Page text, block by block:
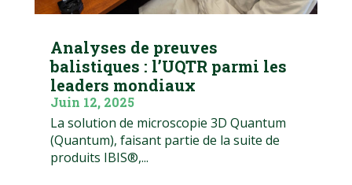
Analyses de preuves
balistiques : l’UQTR parmi les
leaders mondiaux
Juin 12, 2025
La solution de microscopie 3D Quantum
(Quantum), faisant partie de la suite de
produits IBIS®,...